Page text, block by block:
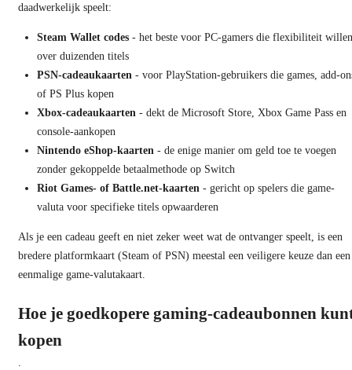
daadwerkelijk speelt:
Steam Wallet codes - het beste voor PC-gamers die flexibiliteit willen
over duizenden titels
PSN-cadeaukaarten - voor PlayStation-gebruikers die games, add-
of PS Plus kopen
Xbox-cadeaukaarten - dekt de Microsoft Store, Xbox Game Pass en
console-aankopen
Nintendo eShop-kaarten - de enige manier om geld toe te voegen
zonder gekoppelde betaalmethode op Switch
Riot Games- of Battle.net-kaarten - gericht op spelers die game-
valuta voor specifieke titels opwaarderen
Als je een cadeau geeft en niet zeker weet wat de ontvanger speelt, is een
bredere platformkaart (Steam of PSN) meestal een veiligere keuze dan een
eenmalige game-valutakaart.
Hoe je goedkopere gaming-cadeaubonnen
kopen